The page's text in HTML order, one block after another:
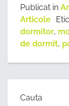
Publicat in
Articole
dormitor,
de dormit,
Cauta